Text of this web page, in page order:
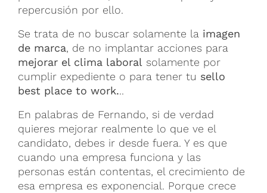
repercusión por ello.
Se trata de no buscar solamente la imagen
de marca, de no implantar acciones para
mejorar el clima laboral solamente por
cumplir expediente o para tener tu sello
best place to work...
En palabras de Fernando, si de verdad
quieres mejorar realmente lo que ve el
candidato, debes ir desde fuera. Y es que
cuando una empresa funciona y las
personas están contentas, el crecimiento de
esa empresa es exponencial. Porque crece